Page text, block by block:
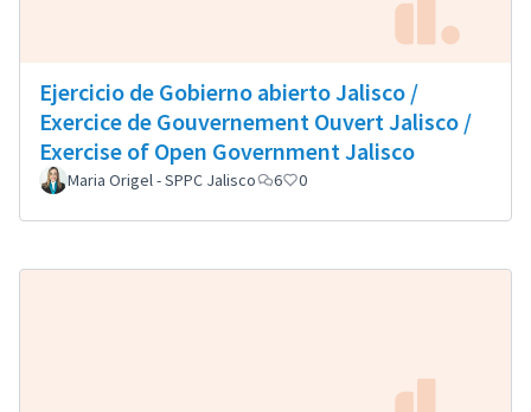
Ejercicio de Gobierno abierto Jalisco /
Exercice de Gouvernement Ouvert Jalisco /
Exercise of Open Government Jalisco
Maria Origel - SPPC Jalisco 6 0